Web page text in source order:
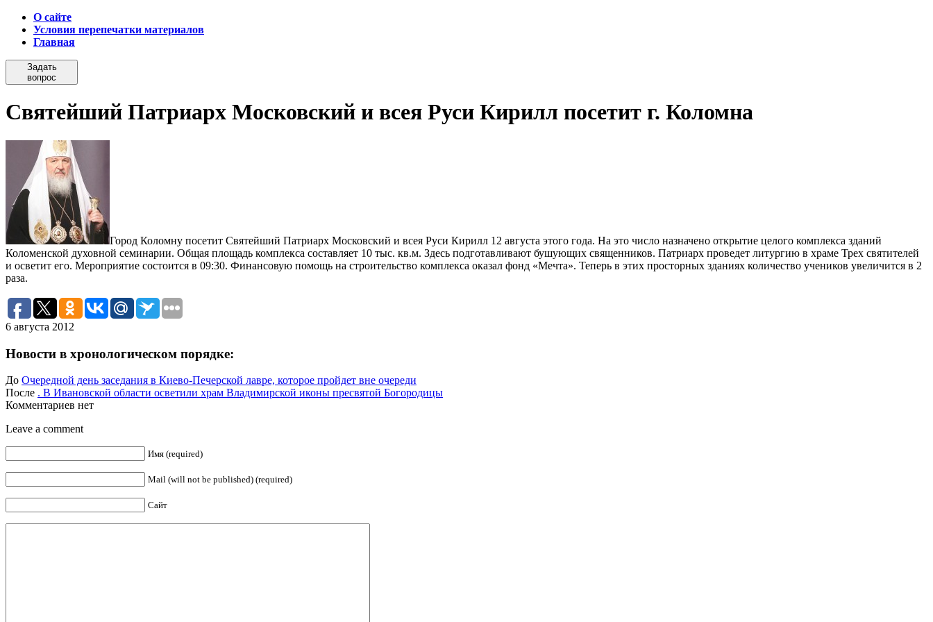
О сайте
Условия перепечатки материалов
Главная
Задать
вопрос
Святейший Патриарх Московский и всея Руси Кирилл посетит г. Коломна
Город Коломну посетит Святейший Патриарх Московский и всея Руси Кирилл 12 августа этого года. На это число назначено открытие целого комплекса зданий
Коломенской духовной семинарии. Общая площадь комплекса составляет 10 тыс. кв.м. Здесь подготавливают бушующих священников. Патриарх проведет литургию в храме Трех святителей
и осветит его. Мероприятие состоится в 09:30. Финансовую помощь на строительство комплекса оказал фонд «Мечта». Теперь в этих просторных зданиях количество учеников увеличится в 2
раза.
6 августа 2012
Новости в хронологическом порядке:
До Очередной день заседания в Киево-Печерской лавре, которое пройдет вне очереди
После . В Ивановской области осветили храм Владимирской иконы пресвятой Богородицы
Комментариев нет
Leave a comment
Имя (required)
Mail (will not be published) (required)
Сайт